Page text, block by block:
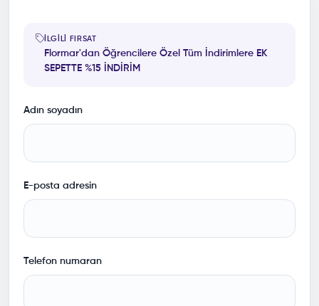
İLGILI FIRSAT
Flormar'dan Öğrencilere Özel Tüm İndirimlere EK
SEPETTE %15 İNDİRİM
Adın soyadın
E-posta adresin
Telefon numaran